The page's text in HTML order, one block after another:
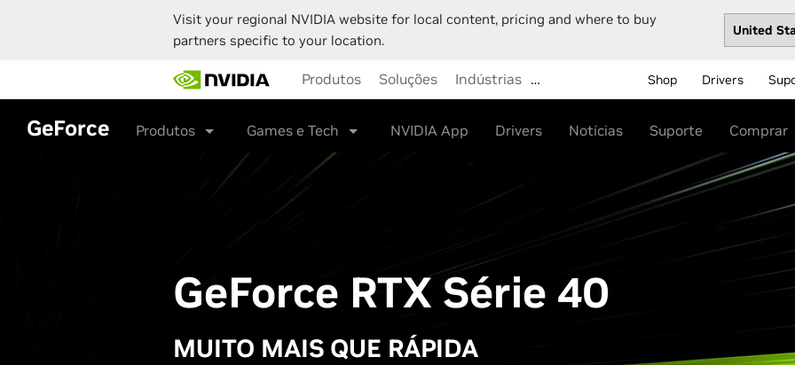
Visit your regional NVIDIA website for local content, pricing and where to buy
partners specific to your location.
main
content
Produtos Soluções Indústrias … Shop Drivers
GeForce Produtos Games e Tech NVIDIA App Drivers Notícias Suporte Comprar
GeForce RTX Série 40
MUITO MAIS QUE RÁPIDA